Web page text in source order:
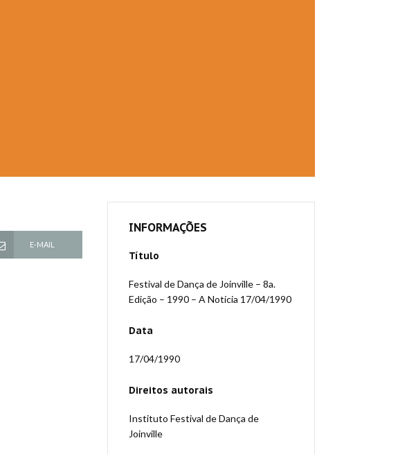
E-MAIL
INFORMAÇÕES
Título
Festival de Dança de Joinville – 8a.
Edição – 1990 – A Notícia 17/04/1990
Data
17/04/1990
Direitos autorais
Instituto Festival de Dança de
Joinville